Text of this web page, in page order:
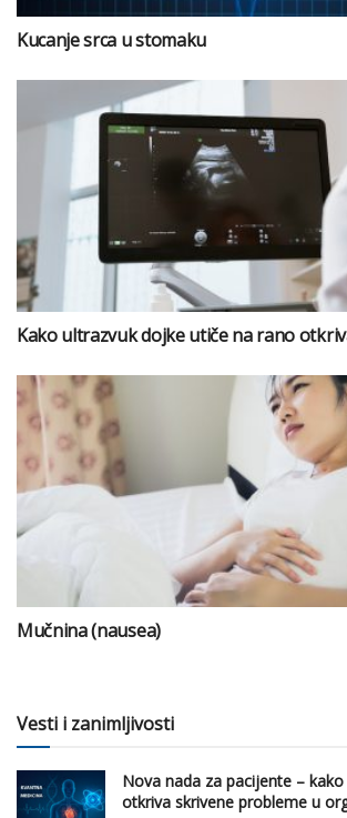
Kucanje srca u stomaku
Kako ultrazvuk dojke utiče na rano
Mučnina (nausea)
Vesti i zanimljivosti
Nova nada za pacijente –
otkriva skrivene probleme u